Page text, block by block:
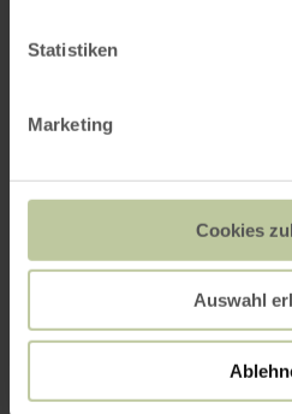
Statistiken
Marketing
Cookies
Auswahl
Bäckerei Zimmer